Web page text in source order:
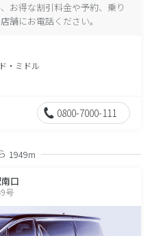
お得な割引料金や予約、乗り
舗にお電話ください。
・ミドル
0800-7000-111
1949m
口
号